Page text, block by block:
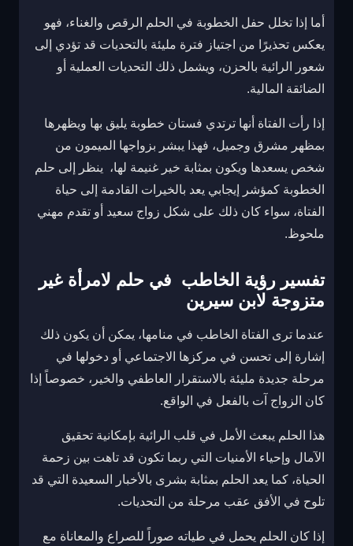
أما إذا تخلل حفل الخطوبة في الحلم الرقص والغناء، فهو
يعكس تحذيرًا من اجتياز فترة مليئة بالتحديات قد تؤدي إلى
شعور الرائية بالحزن، ويشمل ذلك التحديات العملية أو
الضائقة المالية.
إذا رأت الفتاة أنها ترتدي فستان خطوبة يليق بها ويظهرها
بمظهر مشرق وجميل، فهذا يبشر بزواجها الميمون من
شخص يسعدها ويكون بمثابة خير غنيمة لها، ينظر إلى حلم
الخطوبة كمؤشر إيجابي يعد بالخيرات القادمة إلى حياة
الفتاة، سواء كان ذلك على شكل زواج سعيد أو تقدم مهني
ملحوظ.
تفسير رؤية الخاطب في حلم لامرأة غير
متزوجة لابن سيرين
عندما ترى الفتاة الخاطب في منامها، يمكن أن يكون ذلك
إشارة إلى تحسن في مركزها الاجتماعي أو دخولها في
مرحلة جديدة مليئة بالاستقرار العاطفي والخير، خصوصاً إذا
كان الزواج آت بالفعل في الواقع.
هذا الحلم يبعث الأمل في قلب الرائية بإمكانية تحقيق
الآمال وإحياء الأمنيات التي ربما تكون قد تاهت بين زحمة
الحياة، كما يعد الحلم بمثابة بشرى بالأخبار السعيدة التي قد
تلوح في الأفق عقب مرحلة من التحديات.
إذا كان الحلم يحمل في طياته صوراً للصراع والمعاناة مع